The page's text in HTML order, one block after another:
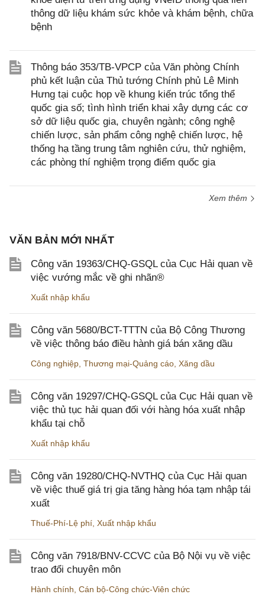
thông dữ liệu khám sức khỏe và khám bệnh, chữa
bệnh
Thông báo 353/TB-VPCP của Văn phòng Chính
phủ kết luận của Thủ tướng Chính phủ Lê Minh
Hưng tại cuộc họp về khung kiến trúc tổng thể
quốc gia số; tình hình triển khai xây dựng các cơ
sở dữ liệu quốc gia, chuyên ngành; công nghệ
chiến lược, sản phẩm công nghệ chiến lược, hệ
thống hạ tầng trung tâm nghiên cứu, thử nghiệm,
các phòng thí nghiệm trọng điểm quốc gia
Xem thêm
VĂN BẢN MỚI NHẤT
Công văn 19363/CHQ-GSQL của Cục Hải quan về
việc vướng mắc về ghi nhãn®
Xuất nhập khẩu
Công văn 5680/BCT-TTTN của Bộ Công Thương
về việc thông báo điều hành giá bán xăng dầu
Công nghiệp Thương mại-Quảng cáo Xăng dầu
Công văn 19297/CHQ-GSQL của Cục Hải quan về
việc thủ tục hải quan đối với hàng hóa xuất nhập
khẩu tại chỗ
Xuất nhập khẩu
Công văn 19280/CHQ-NVTHQ của Cục Hải quan
về việc thuế giá trị gia tăng hàng hóa tạm nhập tái
xuất
Thuế-Phí-Lệ phí Xuất nhập khẩu
Công văn 7918/BNV-CCVC của Bộ Nội vụ về việc
trao đổi chuyên môn
Hành chính Cán bộ-Công chức-Viên chức